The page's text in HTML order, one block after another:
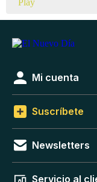
Mi cuenta
Suscríbete
Newsletters
Servicio al